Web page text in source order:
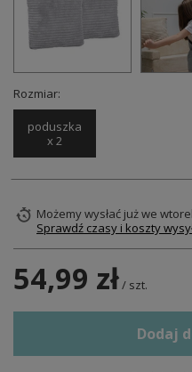
Rozmiar:
poduszka
x 2
Możemy wysłać jużwe
Sprawdź czasy i koszty
54,99 zł/ szt.
Dodaj